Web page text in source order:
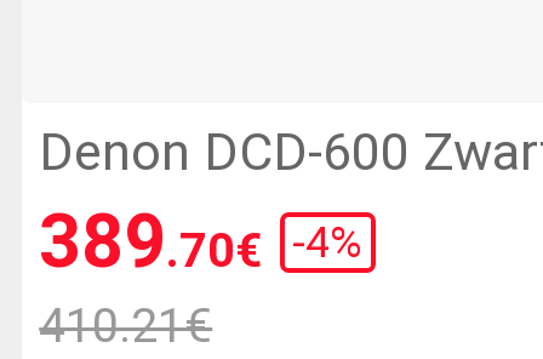
Denon DCD-600
CD-speler
389.70€ -4%
410.21€